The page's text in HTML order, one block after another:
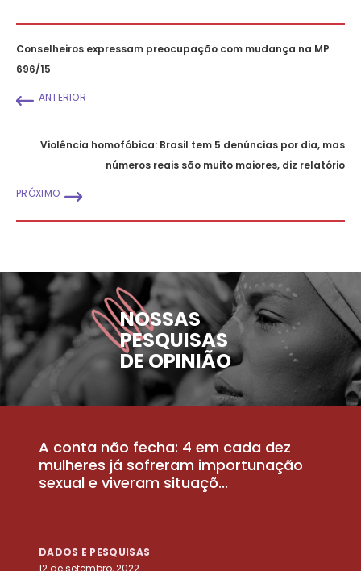
Conselheiros expressam preocupação com mudança na MP
696/15
ANTERIOR
Violência homofóbica: Brasil tem 5 denúncias por dia, mas
números reais são muito maiores, diz relatório
PRÓXIMO
NOSSAS
PESQUISAS
DE OPINIÃO
A conta não fecha: 4 em cada dez
mulheres já sofreram importunação
sexual e viveram situaçõ...
DADOS E PESQUISAS
12 de setembro, 2022